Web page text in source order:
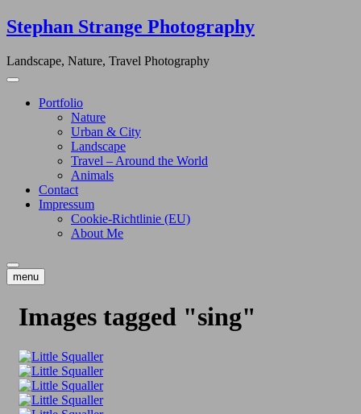
Skip
to
Stephan Strange Photography
Landscape, Nature, Travel Photography
Portfolio
Nature
Urban & City
Landscape
Travel – Around the World
Animals
Contact
Impressum
Cookie-Richtlinie (EU)
About Me
menu
Images tagged "sing"